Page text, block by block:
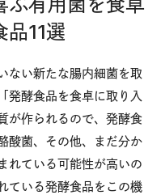
品11選
ない新たな腸内細菌を取
発酵食品を食卓に取り入
が作られるので、発酵食
酸菌、その他、まだ分か
れている可能性が高いの
ている発酵食品をこの機